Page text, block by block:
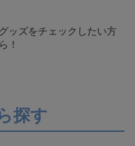
ッズをチェックしたい方
！
探す